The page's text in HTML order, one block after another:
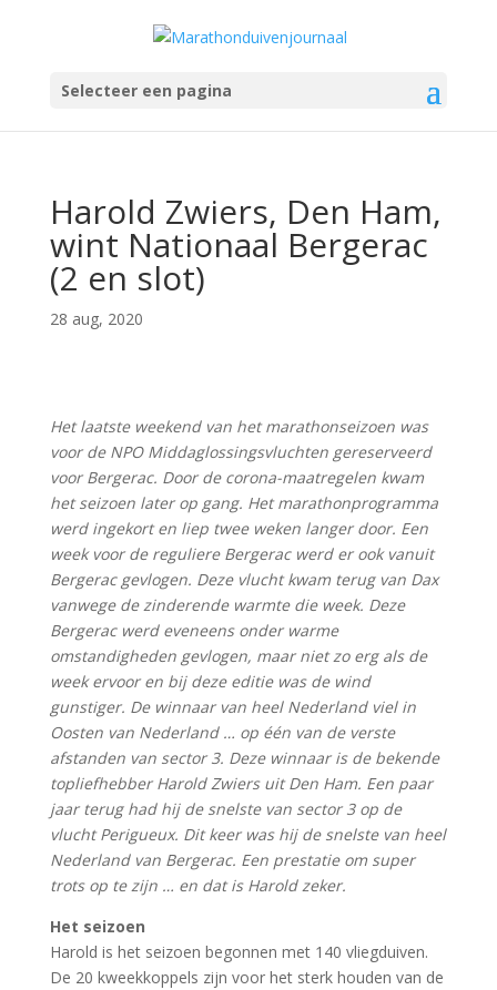
Selecteer een pagina
Harold Zwiers, Den Ham,
wint Nationaal Bergerac
(2 en slot)
28 aug, 2020
Het laatste weekend van het marathonseizoen was
voor de NPO Middaglossingsvluchten gereserveerd
voor Bergerac. Door de corona-maatregelen kwam
het seizoen later op gang. Het marathonprogramma
werd ingekort en liep twee weken langer door. Een
week voor de reguliere Bergerac werd er ook vanuit
Bergerac gevlogen. Deze vlucht kwam terug van Dax
vanwege de zinderende warmte die week. Deze
Bergerac werd eveneens onder warme
omstandigheden gevlogen, maar niet zo erg als de
week ervoor en bij deze editie was de wind
gunstiger. De winnaar van heel Nederland viel in
Oosten van Nederland … op één van de verste
afstanden van sector 3. Deze winnaar is de bekende
topliefhebber Harold Zwiers uit Den Ham. Een paar
jaar terug had hij de snelste van sector 3 op de
vlucht Perigueux. Dit keer was hij de snelste van heel
Nederland van Bergerac. Een prestatie om super
trots op te zijn … en dat is Harold zeker.
Het seizoen
Harold is het seizoen begonnen met 140 vliegduiven.
De 20 kweekkoppels zijn voor het sterk houden van de